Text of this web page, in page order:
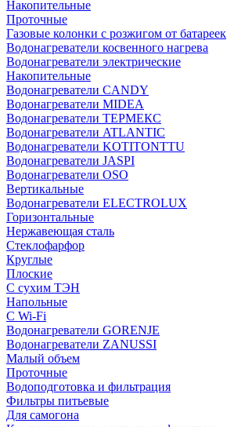
Накопительные
Проточные
Газовые колонки с розжигом от батареек
Водонагреватели косвенного нагрева
Водонагреватели электрические
Накопительные
Водонагреватели CANDY
Водонагреватели MIDEA
Водонагреватели ТЕРМЕКС
Водонагреватели ATLANTIC
Водонагреватели KOTITONTTU
Водонагреватели JASPI
Водонагреватели OSO
Вертикальные
Водонагреватели ELECTROLUX
Горизонтальные
Нержавеющая сталь
Стеклофарфор
Круглые
Плоские
С сухим ТЭН
Напольные
С Wi-Fi
Водонагреватели GORENJE
Водонагреватели ZANUSSI
Малый объем
Проточные
Водоподготовка и фильтрация
Фильтры питьевые
Для самогона